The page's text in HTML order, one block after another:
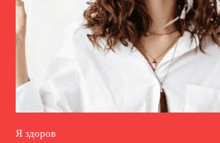
Я здоров